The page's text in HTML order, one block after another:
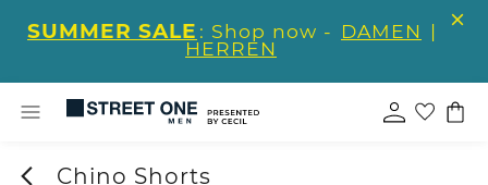
SUMMER SALE : Shop now - DAMEN |
HERREN
Chino Shorts